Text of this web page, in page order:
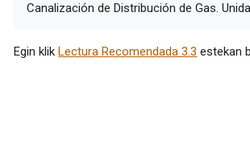
Canalización de Distribución de Gas.
Egin klikLectura Recomendada 3.3 estekan